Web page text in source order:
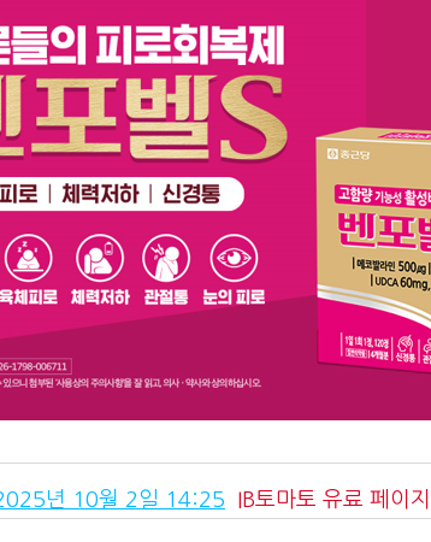
년 10월 2일 14:25 IB토마토 유료 페이지